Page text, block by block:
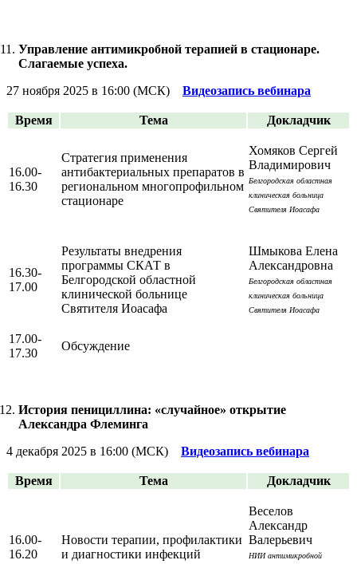
Управление антимикробной терапией в стационаре.
Слагаемые успеха.
27 ноября 2025 в 16:00 (МСК) Видеозапись вебинара
Время Тема Докладчик
16.00-
16.30
Стратегия применения
антибактериальных препаратов в
региональном многопрофильном
стационаре
Хомяков Сергей
Владимирович
Белгородская областная
клиническая больница
Святителя Иоасафа
16.30-
17.00
Результаты внедрения
программы СКАТ в
Белгородской областной
клинической больнице
Святителя Иоасафа
Шмыкова Елена
Александровна
Белгородская областная
клиническая больница
Святителя Иоасафа
17.00-
17.30
Обсуждение
История пенициллина: «случайное» открытие
Александра Флеминга
4 декабря 2025 в 16:00 (МСК) Видеозапись вебинара
Время Тема Докладчик
16.00-
16.20
Новости терапии, профилактики
и диагностики инфекций
Веселов
Александр
Валерьевич
НИИ антимикробной